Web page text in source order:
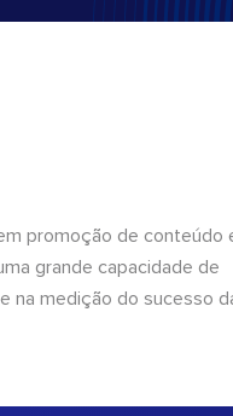
promoção de conteúdo
grande capacidade de
na medição do sucesso